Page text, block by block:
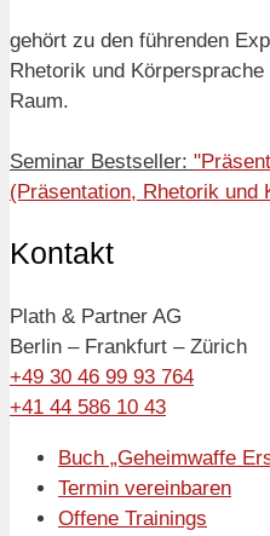
gehört zu den führenden
Rhetorik und
Raum.
Seminar Bestseller:
(Präsentation, Rhetorik und
Kontakt
Plath & Partner AG
Berlin – Frankfurt – Zürich
+49 30 46 99 93 764
+41 44 586 10 43
Buch „Geheimwaffe
Termin vereinbaren
Offene Trainings